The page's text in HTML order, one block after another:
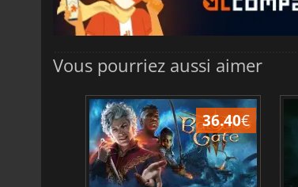
Vous pourriez aussi aimer
36.40€